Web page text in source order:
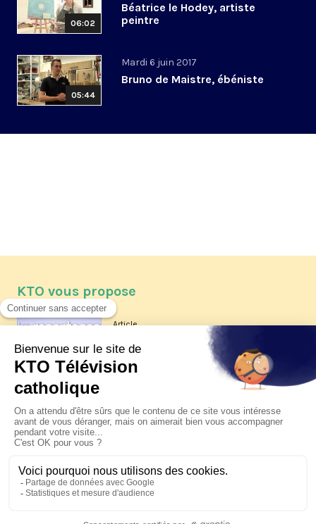
06:02
Béatrice le Hodey, artiste
peintre
05:44
Mardi 6 juin 2017
Bruno de Maistre, ébéniste
KTO vous propose
Article
Les reportages d'été 2026 de KTO
La visite pastorale du pape Léon
XIV à Assise à suivre sur KTO le
jeudi 6 août
Le pape en Uruguay, Argentine et
Pérou du 6 au 17 novembre 2026